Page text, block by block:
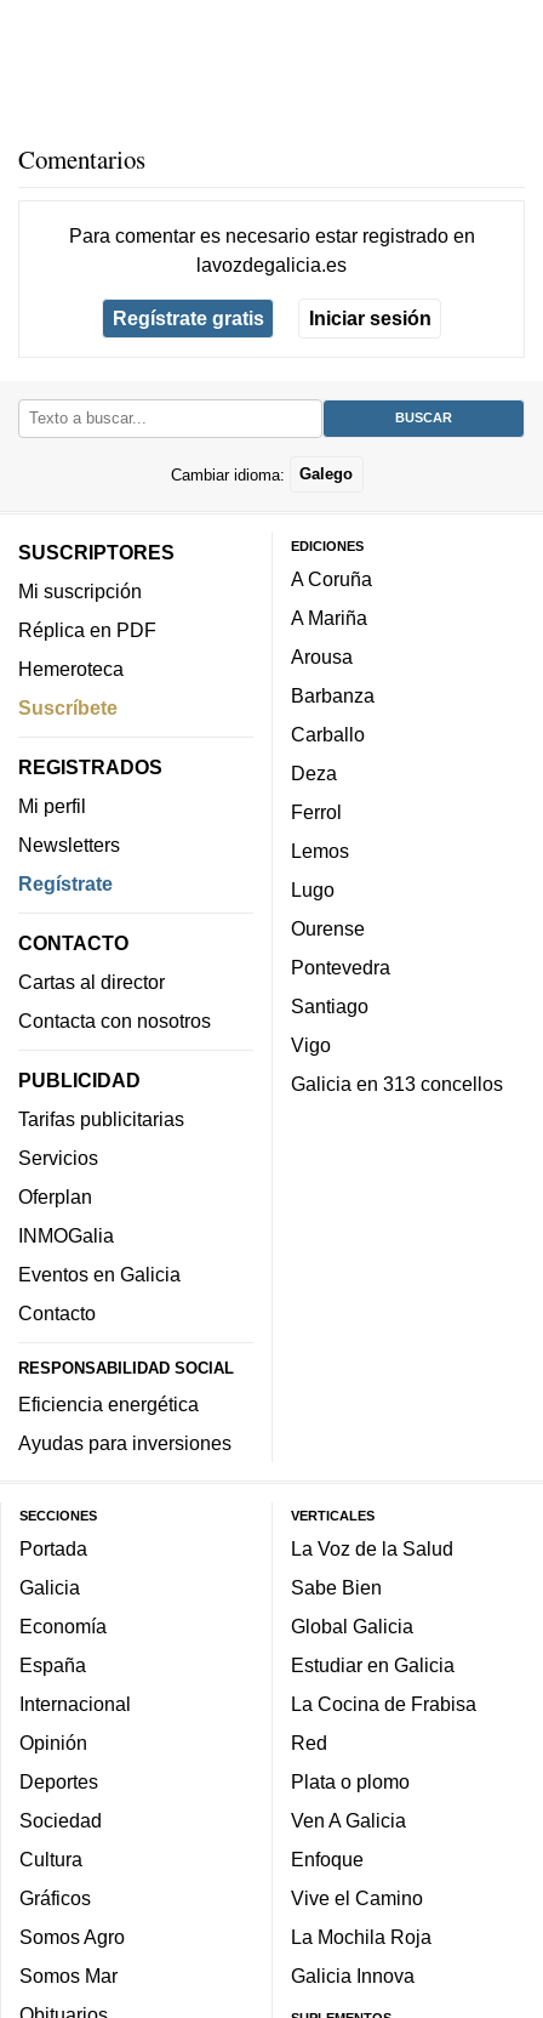
Comentarios
Para comentar es necesario estar registradoen
lavozdegalicia.es
Regístrate gratis Iniciar sesión
Cambiar idioma: Galego
SUSCRIPTORES
Mi suscripción
Réplica en PDF
Hemeroteca
Suscríbete
REGISTRADOS
Mi perfil
Newsletters
Regístrate
CONTACTO
Cartas al director
Contacta con nosotros
PUBLICIDAD
Tarifas publicitarias
Servicios
Oferplan
INMOGalia
Eventos en Galicia
Contacto
RESPONSABILIDAD SOCIAL
Eficiencia energética
Ayudas para inversiones
EDICIONES
A Coruña
A Mariña
Arousa
Barbanza
Carballo
Deza
Ferrol
Lemos
Lugo
Ourense
Pontevedra
Santiago
Vigo
Galicia en 313 concellos
SECCIONES
Portada
Galicia
Economía
España
Internacional
Opinión
Deportes
Sociedad
Cultura
Gráficos
Somos Agro
Somos Mar
VERTICALES
La Voz de la Salud
Sabe Bien
Global Galicia
Estudiar en Galicia
La Cocina de Frabisa
Red
Plata o plomo
Ven A Galicia
Enfoque
Vive el Camino
La Mochila Roja
Galicia Innova